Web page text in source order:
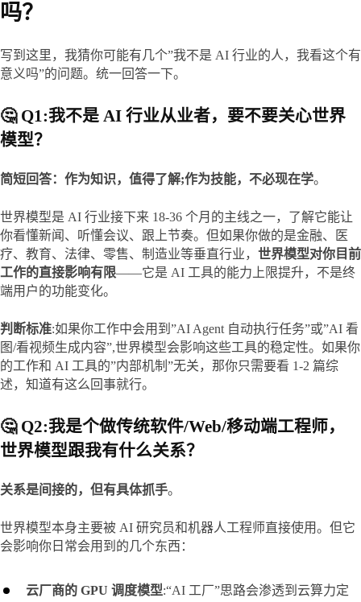
吗？
写到这里，我猜你可能有几个”我不是 AI 行业的人，我看这个有
意义吗”的问题。统一回答一下。
🤔 Q1:我不是 AI 行业从业者，要不要关心世界
模型？
简短回答：作为知识，值得了解;作为技能，不必现在学。
世界模型是 AI 行业接下来 18-36 个月的主线之一，了解它能让
你看懂新闻、听懂会议、跟上节奏。但如果你做的是金融、医
疗、教育、法律、零售、制造业等垂直行业， 世界模型对你目前
工作的直接影响有限——它是 AI 工具的能力上限提升，不是终
端用户的功能变化。
判断标准:如果你工作中会用到”AI Agent 自动执行任务”或”AI 看
图/看视频生成内容”,世界模型会影响这些工具的稳定性。如果你
的工作和 AI 工具的”内部机制”无关，那你只需要看 1-2 篇综
述，知道有这么回事就行。
🤔 Q2:我是个做传统软件/Web/移动端工程师，
世界模型跟我有什么关系？
关系是间接的，但有具体抓手。
世界模型本身主要被 AI 研究员和机器人工程师直接使用。但它
会影响你日常会用到的几个东西：
云厂商的 GPU 调度模型:“AI 工厂”思路会渗透到云算力定